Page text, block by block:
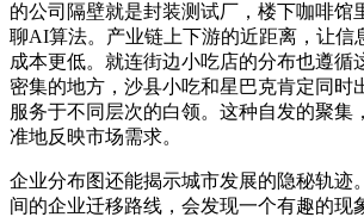
的公司隔壁就是封装测试厂，楼下咖啡馆
聊AI算法。产业链上下游的近距离，让信
成本更低。就连街边小吃店的分布也遵
密集的地方，沙县小吃和星巴克肯定同时
服务于不同层次的白领。这种自发的聚集
准地反映市场需求。
企业分布图还能揭示城市发展的隐秘轨迹
间的企业迁移路线，会发现一个有趣的现